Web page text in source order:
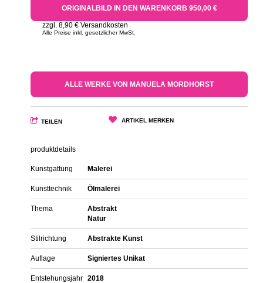
ORIGINALBILD IN DEN WARENKORB 950,00 €
zzgl. 8,90 € Versandkosten
Alle Preise inkl. gesetzlicher MwSt.
ALLE WERKE VON MANUELA MORDHORST
TEILEN ARTIKEL MERKEN
produktdetails
Kunstgattung Malerei
Kunsttechnik Ölmalerei
Thema
Abstrakt
Natur
Stilrichtung Abstrakte Kunst
Auflage Signiertes Unikat
Entstehungsjahr 2018